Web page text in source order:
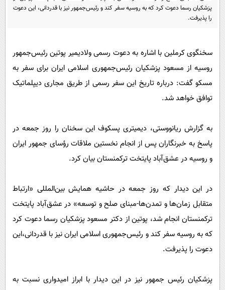
سرگرمی
محیط زیست
بین الملل
سیاست خارجی
پیامک
دانلود
پزشکیان رسما دعوت کرد که به روسیه سفر کند و رئیس‌جمهور نیز با قدردانی،‌ این دعوت
را پذیرفت.
سخنگوی کرملین با اشاره به دعوت رسمی ولادیمیر پوتین رئیس‌جمهور
روسیه از مسعود پزشکیان رئیس‌جمهوری اسلامی ایران برای سفر به
مسکو گفت: درباره تاریخ این سفر رسمی از طریق مجاری دیپلماتیک
توافق خواهد شد.
به گزارش ریانووستی، دیمیتری پسکوف این سخنان را روز جمعه در
پاسخ به خبرنگاران پس از انجام نخستین ملاقات رؤسای جمهور ایران
و روسیه در عشق‌آباد پایتخت ترکمنستان بیان کرد.
در این دیدار که روز جمعه در حاشیه همایش بین‌المللی «ارتباط
متقابل زمان‌ها و تمدن‌ها-مبنای صلح و توسعه» در عشق‌آباد پایتخت
ترکمنستان انجام شد، پوتین از دکتر مسعود پزشکیان رسما دعوت کرد
که به روسیه سفر کند و رئیس‌جمهوری اسلامی ایران نیز با قدردانی،‌این
دعوت را پذیرفت.
پزشکیان رئیس جمهور نیز در این دیدار با ابراز امیدواری نسبت به